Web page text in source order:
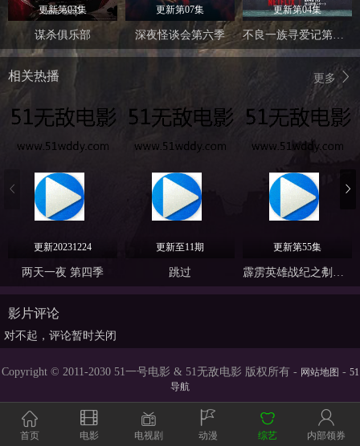
更新第04集
谋杀俱乐部
更新第07集
深夜怪谈会第六季
更新第04集
不良一族寻爱记第二季
更多
相关热播
更新20231224
两天一夜 第四季
更新至11期
跳过
更新第55集
霹雳英雄战纪之刜伐世界
影片评论
对不起，评论暂时关闭
首页 电影 电视剧 动漫 综艺 内部领券
Copyright © 2011-2030 51一号电影 & 51无敌电影 版权所有 - 网站地图 - 51
导航